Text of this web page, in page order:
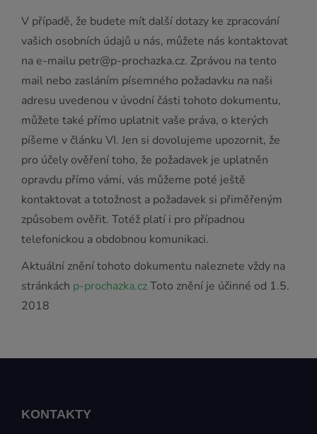
V případě, že budete mít další dotazy ke zpracování
vašich osobních údajů u nás, můžete nás kontaktovat
na e-mailu petr@p-prochazka.cz. Zprávou na tento
mail nebo zasláním písemného požadavku na naši
adresu uvedenou v úvodní části tohoto dokumentu,
můžete také přímo uplatnit vaše práva, o kterých
píšeme v článku VI. Jen si dovolujeme upozornit, že
pro účely ověření toho, že požadavek je uplatněn
opravdu přímo vámi, vás můžeme poté ještě
kontaktovat a totožnost a požadavek si přiměřeným
způsobem ověřit. Totéž platí i pro případnou
telefonickou a obdobnou komunikaci.
Aktuální znění tohoto dokumentu naleznete vždy na
stránkách p-prochazka.czToto znění je účinné od 1.5.
2018
KONTAKTY